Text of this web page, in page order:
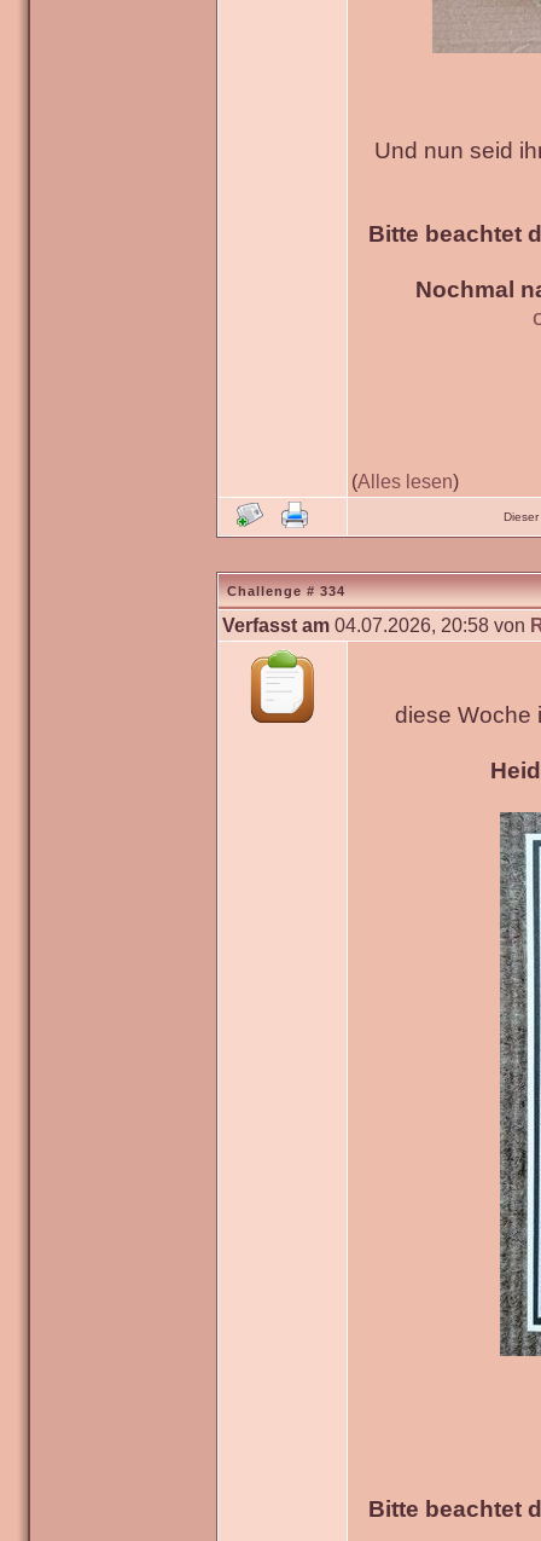
Und nun seid
Bitte beachtet
Nochmal
(Alles lesen)
Challenge # 334
Verfasst am 04.07.2026, 20:58 von
diese Woche
Bitte beachtet